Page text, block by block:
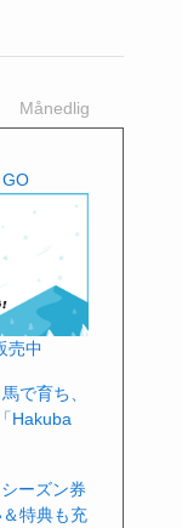
Månedlig
売中
で育ち、
Hakuba
ーズン券
特典も充